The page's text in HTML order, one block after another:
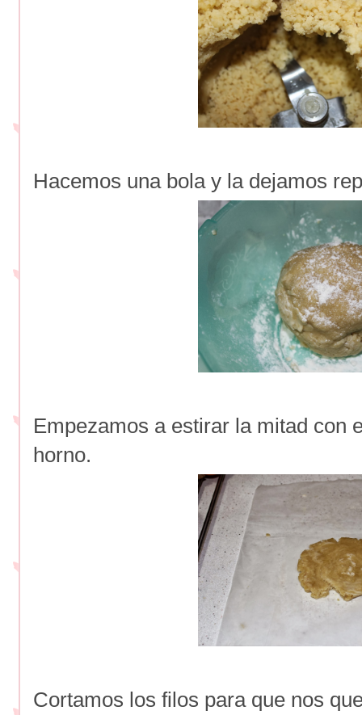
Hacemos una bola y la dejamos
Empezamos a estirar la mitad con
horno.
Cortamos los filos para que nos